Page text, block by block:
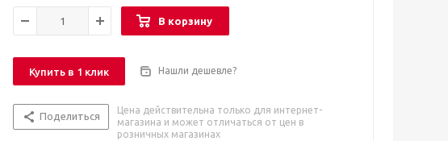
В корзину
Купить в 1 клик Нашли дешевле?
Поделиться
Цена действительна только для интернет-
магазина и может отличаться от цен в
розничных магазинах